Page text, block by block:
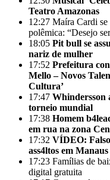
Teatro Amazonas
12:27 Maíra Cardi se
polêmica: “Desejo
18:05 Pit bull se
nariz de mulher
17:52 Prefeitura
Mello – Novos
Cultura’
17:47 Whindersson
torneio mundial
17:38 Homem
em rua na zona
17:32 VÍDEO:
ass4ltos em Manaus
17:23 Famílias de
digital gratuita